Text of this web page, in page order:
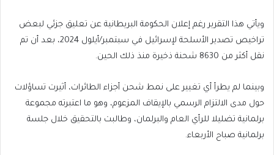
ويأتي هذا التقرير رغم إعلان الحكومة البريطانية عن تعليق جزئي لبعض
تراخيص تصدير الأسلحة لإسرائيل في سبتمبر/أيلول 2024، بعد أن تم
نقل أكثر من 8630 شحنة ذخيرة منذ ذلك الحين.
وبينما لم يطرأ أي تغيير على نمط شحن أجزاء الطائرات، أثيرت تساؤلات
حول مدى الالتزام الرسمي بالإيقاف المزعوم، وهو ما اعتبرته مجموعة
برلمانية تضليلا للرأي العام والبرلمان، وطالبت بالتحقيق خلال جلسة
برلمانية صباح الأربعاء.